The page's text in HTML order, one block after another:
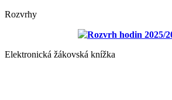
Rozvrhy
Rozvrh hodin 2025/
Elektronická žákovská knížka